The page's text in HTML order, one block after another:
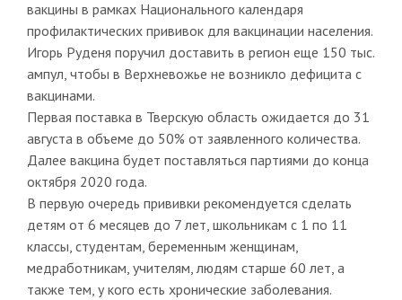
вакцины в рамках Национального календаря
профилактических прививок для вакцинации населения.
Игорь Руденя поручил доставить в регион еще 150 тыс.
ампул, чтобы в Верхневожье не возникло дефицита с
вакцинами.
Первая поставка в Тверскую область ожидается до 31
августа в объеме до 50% от заявленного количества.
Далее вакцина будет поставляться партиями до конца
октября 2020 года.
В первую очередь прививки рекомендуется сделать
детям от 6 месяцев до 7 лет, школьникам с 1 по 11
классы, студентам, беременным женщинам,
медработникам, учителям, людям старше 60 лет, а
также тем, у кого есть хронические заболевания.